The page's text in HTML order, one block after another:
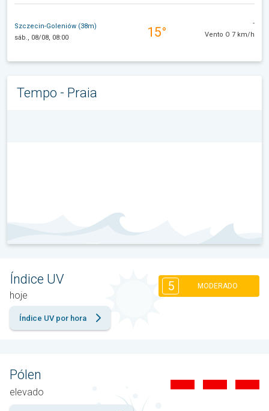
Szczecin-Goleniów (38m)
sáb., 08/08, 08:00
15°
-
Vento O 7 km/h
Tempo - Praia
Índice UV
hoje
5 MODERADO
Índice UV por hora
Pólen
elevado